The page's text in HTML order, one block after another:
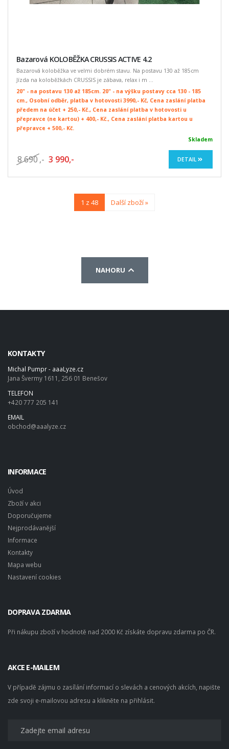
Bazarová KOLOBĚŽKA CRUSSIS ACTIVE 4.2
Bazarová koloběžka ve velmi dobrém stavu. Na postavu 130 až 185cm
Jízda na koloběžkách CRUSSIS je zábava, relax i m ...
20" - na postavu 130 až 185cm. 20" - na výšku postavy cca 130 - 185
cm., Osobní odběr, platba v hotovosti 3990,- Kč, Cena zaslání platba
předem na účet + 250,- Kč., Cena zaslání platba v hotovosti u
přepravce (ne kartou) + 400,- Kč., Cena zaslání platba kartou u
přepravce + 500,- Kč.
Skladem
8 690 ,- 3 990,- DETAIL
1 z 48 Další zboží »
NAHORU
KONTAKTY
Michal Pumpr - aaaLyze.cz
Jana Švermy 1611, 256 01 Benešov
TELEFON
+420 777 205 141
EMAIL
obchod@aaalyze.cz
INFORMACE
Úvod
Zboží v akci
Doporučujeme
Nejprodávanější
Informace
Kontakty
Mapa webu
Nastavení cookies
DOPRAVA ZDARMA
Při nákupu zboží v hodnotě nad 2000 Kč získáte dopravu zdarma po ČR.
AKCE E-MAILEM
V případě zájmu o zasílání informací o slevách a cenových akcích, napište
zde svoji e-mailovou adresu a klikněte na přihlásit.